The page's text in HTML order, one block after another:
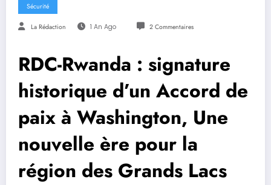
Sécurité
La Rédaction 1 An Ago 2 Commentaires
RDC-Rwanda : signature
historique d’un Accord de
paix à Washington, Une
nouvelle ère pour la
région des Grands Lacs